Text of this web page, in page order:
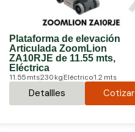
Plataforma de elevación
Articulada ZoomLion
ZA10RJE de 11.55 mts,
Eléctrica
11.55 mts230 kg Eléctrico1.2 mts
Detallles Cotizar